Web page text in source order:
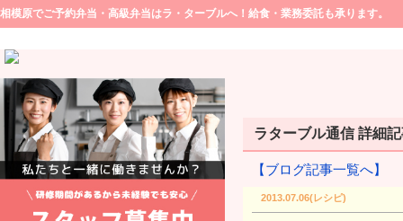
相模原でご予約弁当・高級弁当はラ・ターブルへ！給食・業務委託も承ります。
ラターブル通信 詳細
【ブログ記事一覧へ】
2013.07.06(レシピ)